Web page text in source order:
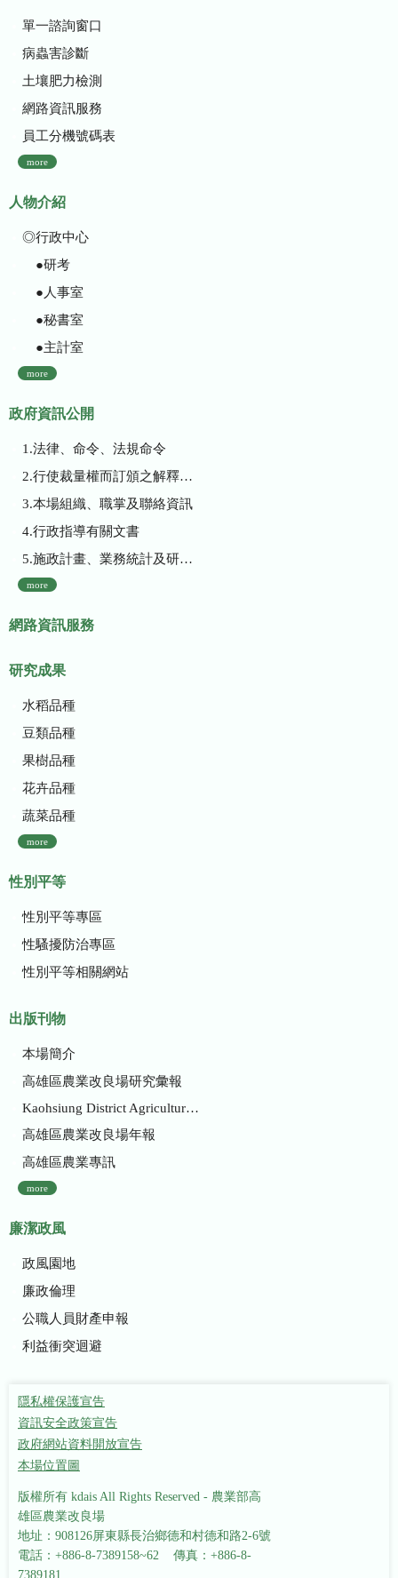
單一諮詢窗口
病蟲害診斷
土壤肥力檢測
網路資訊服務
員工分機號碼表
more
人物介紹
◎行政中心
●研考
●人事室
●秘書室
●主計室
more
政府資訊公開
1.法律、命令、法規命令
2.行使裁量權而訂頒之解釋性規定及裁量基準
3.本場組織、職掌及聯絡資訊
4.行政指導有關文書
5.施政計畫、業務統計及研究報告
more
網路資訊服務
研究成果
水稻品種
豆類品種
果樹品種
花卉品種
蔬菜品種
more
性別平等
性別平等專區
性騷擾防治專區
性別平等相關網站
出版刊物
本場簡介
高雄區農業改良場研究彙報
Kaohsiung District Agricultural Research and Extension Station
高雄區農業改良場年報
高雄區農業專訊
more
廉潔政風
政風園地
廉政倫理
公職人員財產申報
利益衝突迴避
隱私權保護宣告
資訊安全政策宣告
政府網站資料開放宣告
本場位置圖
版權所有 kdais All Rights Reserved - 農業部高
雄區農業改良場
地址：908126屏東縣長治鄉德和村德和路2-6號
電話：+886-8-7389158~62 傳真：+886-8-
7389181